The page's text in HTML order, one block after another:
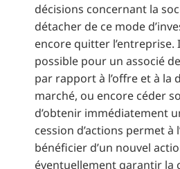
décisions concernant la
détacher de ce mode
encore quitter l’entreprise.
possible pour un associé
par rapport à l’offre et à la
marché, ou encore céder
d’obtenir immédiatement
cession d’actions permet à
bénéficier d’un nouvel
éventuellement garantir la